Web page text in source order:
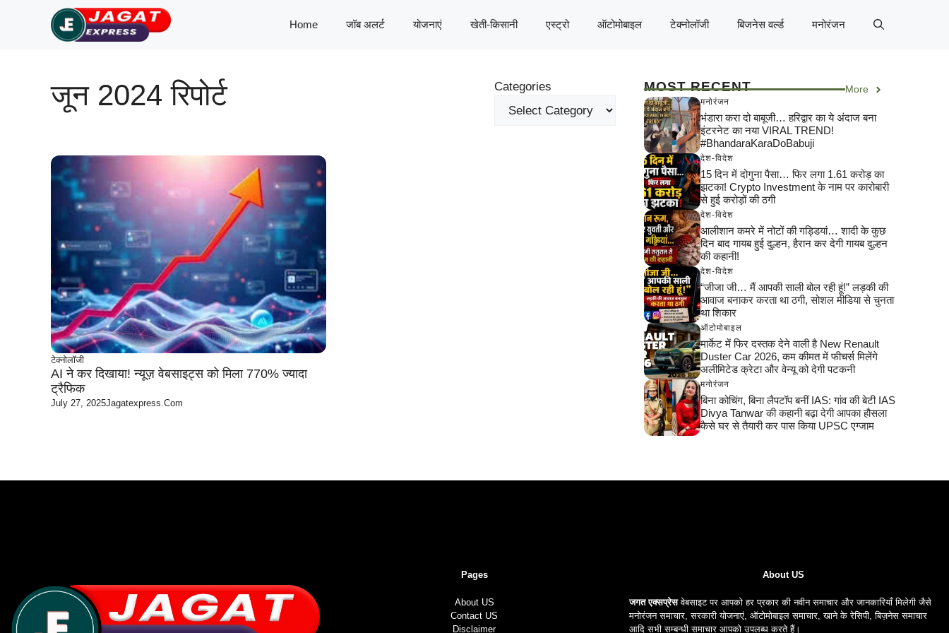
Home जॉब अलर्ट योजनाएं खेती-किसानी एस्ट्रो ऑटोमोबाइल टेक्नोलॉजी बिजनेस वर्ल्ड मनोरंजन
जून 2024 रिपोर्ट Categories
टेक्नोलॉजी
AI ने कर दिखाया! न्यूज़ वेबसाइट्स को मिला 770% ज्यादा
ट्रैफिक
July 27, 2025Jagatexpress.com
MOST RECENT More
मनोरंजन
भंडारा करा दो बाबूजी… हरिद्वार का ये अंदाज बना
इंटरनेट का नया VIRAL TREND!
#BhandaraKaraDoBabuji
देश-विदेश
15 दिन में दोगुना पैसा… फिर लगा 1.61 करोड़ का
झटका! Crypto Investment के नाम पर कारोबारी
से हुई करोड़ों की ठगी
देश-विदेश
आलीशान कमरे में नोटों की गड्डियां… शादी के कुछ
दिन बाद गायब हुई दुल्हन, हैरान कर देगी गायब दुल्हन
की कहानी!
देश-विदेश
“जीजा जी… मैं आपकी साली बोल रही हूं!” लड़की की
आवाज बनाकर करता था ठगी, सोशल मीडिया से चुनता
था शिकार
ऑटोमोबाइल
मार्केट में फिर दस्तक देने वाली है New Renault
Duster Car 2026, कम कीमत में फीचर्स मिलेंगे
अलीमिटेड क्रेटा और वेन्यू को देगी पटकनी
मनोरंजन
बिना कोचिंग, बिना लैपटॉप बनीं IAS: गांव की बेटी IAS
Divya Tanwar की कहानी बढ़ा देगी आपका हौसला
कैसे घर से तैयारी कर पास किया UPSC एग्जाम
Pages
About US
Contact US
Disclaimer
About US
जगत एक्सप्रेसवेबसाइट पर आपको हर प्रकार की नवीन समाचार और जानकारियाँ मिलेगी जैसे
मनोरंजन समाचार, सरकारी योजनाएं, ऑटोमोबाइल समाचार, खाने के रेसिपी, बिज़नेस समाचार
आदि सभी सम्बन्धी समाचार आपको उपलब्ध करते हैं।